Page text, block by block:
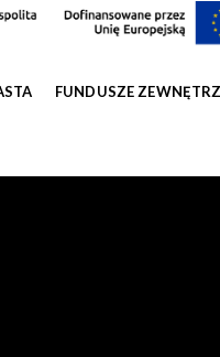
FUNDUSZE